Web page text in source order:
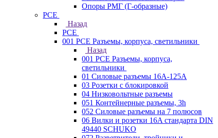
Опоры РМГ (Г-образные)
PCE
Назад
PCE
001 PCE Разъемы, корпуса, светильники
Назад
001 PCE Разъемы, корпуса,
светильники
01 Силовые разъемы 16А-125А
03 Розетки с блокировкой
04 Низковольтные разъемы
051 Контейнерные разъемы, 3h
052 Силовые разъемы на 7 полюсов
06 Вилки и розетки 16A стандарта DIN
49440 SCHUKO